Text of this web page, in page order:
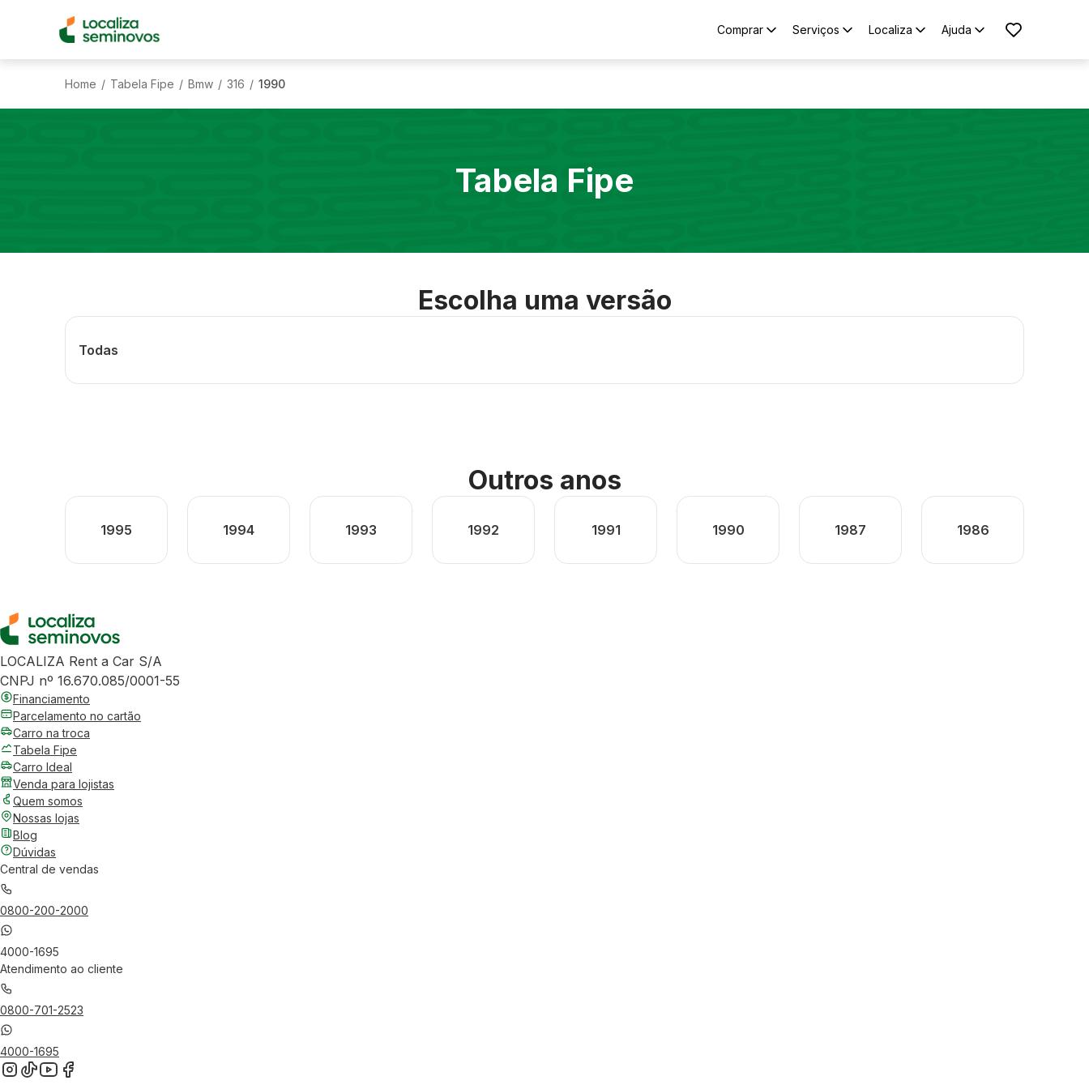
Comprar Serviços Localiza Ajuda
Home / Tabela Fipe / Bmw / 316 / 1990
Tabela Fipe
Escolha uma versão
Todas
Outros anos
1995 1994 1993 1992 1991 1990 1987 1986
LOCALIZA Rent a Car S/A
CNPJ nº 16.670.085/0001-55
Financiamento
Parcelamento no cartão
Carro na troca
Tabela Fipe
Carro Ideal
Venda para lojistas
Quem somos
Nossas lojas
Blog
Dúvidas
Central de vendas
0800-200-2000
4000-1695
Atendimento ao cliente
0800-701-2523
4000-1695